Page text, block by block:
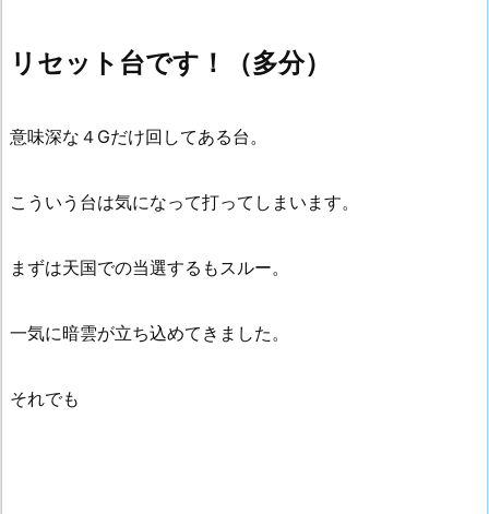
リセット台です！（多分）
意味深な４Gだけ回してある台。
こういう台は気になって打ってしまいます。
まずは天国での当選するもスルー。
一気に暗雲が立ち込めてきました。
それでも